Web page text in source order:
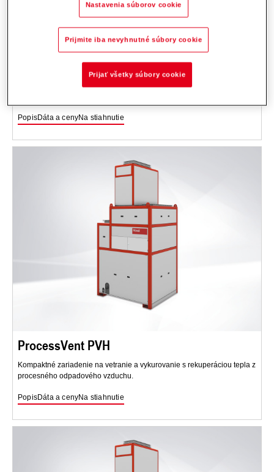
ProcessVent PV
Kompaktné zariadenie na vetranie s rekuperáciou tepla z procesného
PopisDáta a cenyNa stiahnutie
ProcessVent PVH
Kompaktné zariadenie na vetranie a vykurovanie s rekuperáciou tepla z
procesného odpadového vzduchu.
PopisDáta a cenyNa stiahnutie
Nastavenia súborov cookie
Prijmite iba nevyhnutné súbory cookie
Prijať všetky súbory cookie